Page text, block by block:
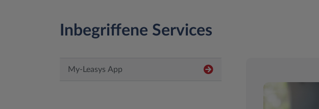
Inbegriffene Services
My-Leasys App